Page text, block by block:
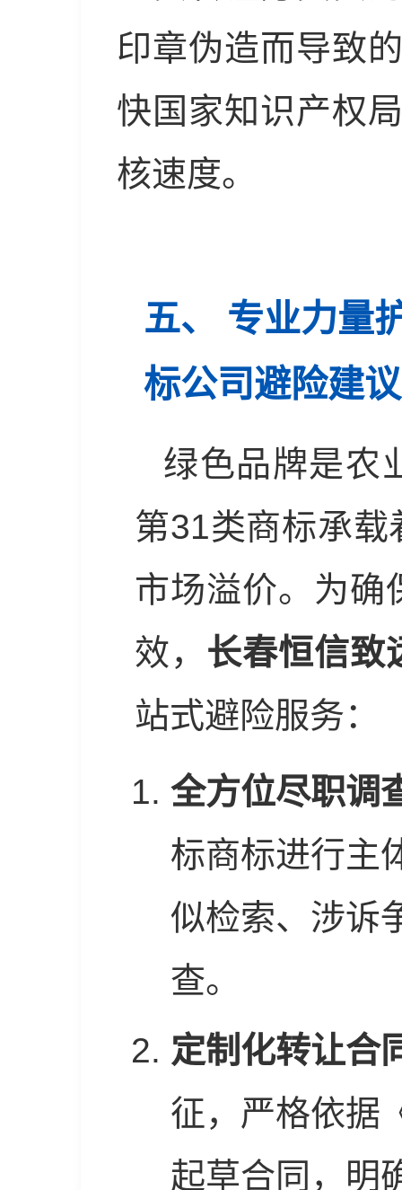
印章伪造而导致
快国家知识产权
核速度。
五、 专业力量
标公司避险建议
绿色品牌是农
第31类商标承
市场溢价。为确
效， 长春恒信致
站式避险服务：
全方位尽职调
标商标进行主
似检索、涉诉
查。
定制化转让合
征，严格依据
起草合同，明